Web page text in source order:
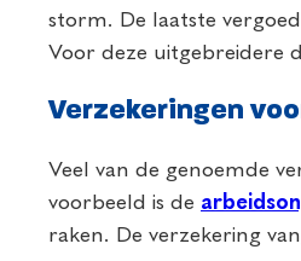
storm. De laatste
Voor deze uitgebreidere
Verzekeringen
Veel van de genoemde
voorbeeld is de
raken. De verzekering